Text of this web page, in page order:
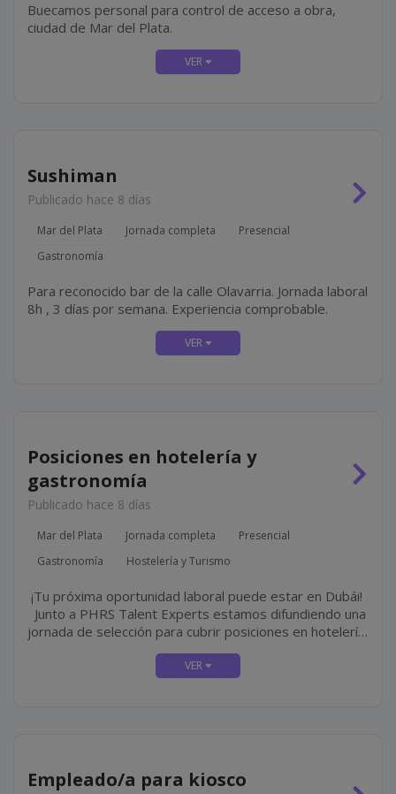
Buecamos personal para control de acceso a obra,
ciudad de Mar del Plata.
Sushiman
Publicado hace 8 días
Mar del Plata Jornada completa
Presencial
Gastronomía
Para reconocido bar de la calle Olavarria. Jornada laboral
8h , 3 días por semana. Experiencia comprobable.
Posiciones en hotelería y
gastronomía
Publicado hace 8 días
Mar del Plata Jornada completa
Presencial
Gastronomía
Hostelería y Turismo
¡Tu próxima oportunidad laboral puede estar en Dubái!
jornada de selección para cubrir posiciones en hotelería
y gastronomía de lujo en Jumeirah, una de las cadenas
Empleado/a para kiosco